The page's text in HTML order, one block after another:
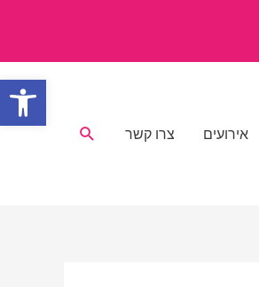
פתח
אירועים צרו קשר חיפוש